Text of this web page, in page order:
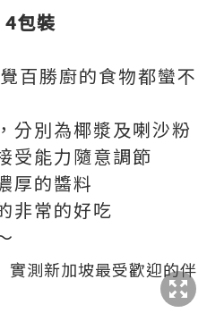
包裝
百勝廚的食物都蠻不
分別為椰漿及喇沙粉
受能力隨意調節
厚的醬料
非常的好吃